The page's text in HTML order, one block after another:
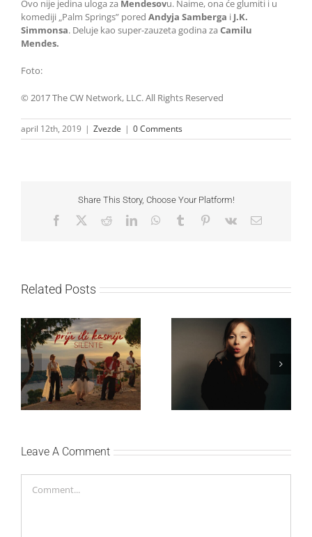
Ovo nije jedina uloga za Mendesovu. Naime, ona će glumiti i u
komediji „Palm Springs” pored Andyja Samberga i J.K.
Simmonsa. Deluje kao super-zauzeta godina za Camilu
Mendes.
Foto:
© 2017 The CW Network, LLC. All Rights Reserved
april 12th, 2019 | Zvezde | 0 Comments
Share This Story, Choose Your Platform!
Facebook RedditLinkedInWhatsApp
Tumblr Pinterest
Vk Email
Related Posts
Silente objavio novi
singl “Prije ili kasnije”
Ariana Grande objavila
osmi studijski album
Leave A Comment